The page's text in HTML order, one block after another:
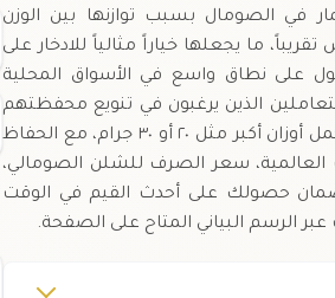
للاستثمار في الصومال بسبب توازنها بين الوزن
على ٨.٨ جرام من الذهب الخالص تقريباً، ما يجعلها خياراً مثالياً للادخار على
وهو مقبول على نطاق واسع في الأسواق المحلية
الذين يرغبون في تنويع محفظتهم
الذهبية.,تُعد سبيكة ١٠ جرام خياراً مفضلاً للمستثمرين الذين لا يرغبون في تحمل أوزان أكبر مثل ٢٠ أو ٣٠ جرام، مع الحفاظ
سعر الصرف للشلن الصومالي،
حصولك على أحدث القيم في الوقت
عبر الرسم البياني المتاح على الصفحة.